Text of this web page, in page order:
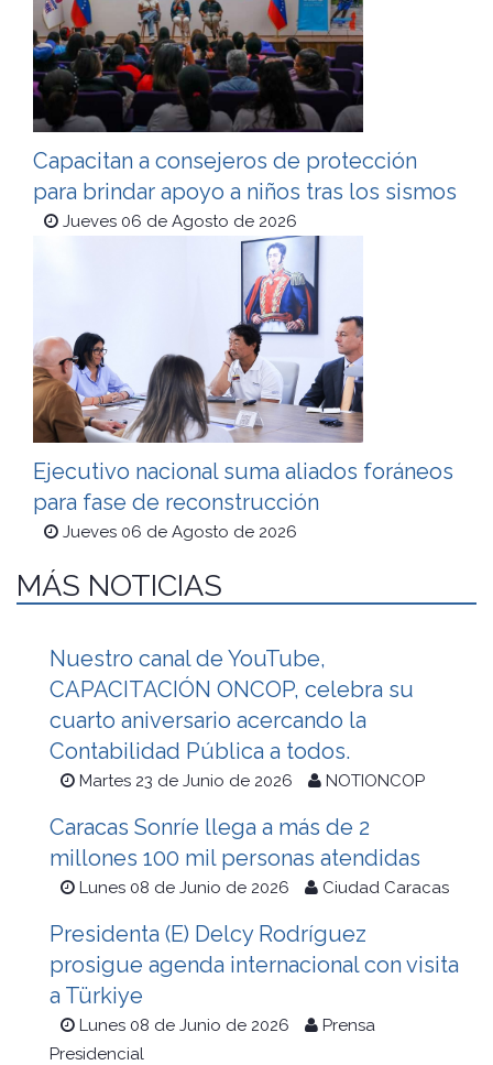
Capacitan a consejeros de protección
para brindar apoyo a niños tras los sismos
Jueves 06 de Agosto de 2026
Ejecutivo nacional suma aliados foráneos
para fase de reconstrucción
Jueves 06 de Agosto de 2026
MÁS NOTICIAS
Nuestro canal de YouTube,
CAPACITACIÓN ONCOP, celebra su
cuarto aniversario acercando la
Contabilidad Pública a todos.
Martes 23 de Junio de 2026 NOTIONCOP
Caracas Sonríe llega a más de 2
millones 100 mil personas atendidas
Lunes 08 de Junio de 2026 Ciudad Caracas
Presidenta (E) Delcy Rodríguez
prosigue agenda internacional con visita
a Türkiye
Lunes 08 de Junio de 2026
Prensa
Presidencial